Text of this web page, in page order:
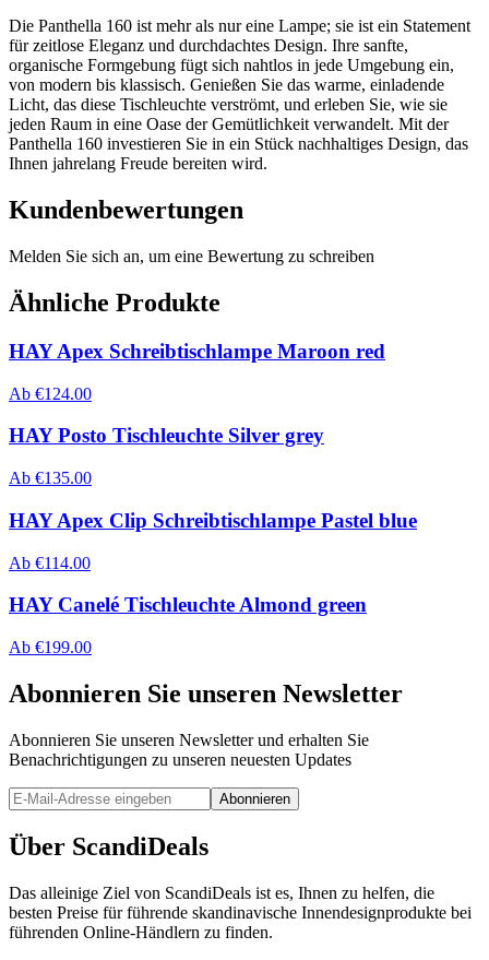
Die Panthella 160 ist mehr als nur eine Lampe; sie ist ein Statement
für zeitlose Eleganz und durchdachtes Design. Ihre sanfte,
organische Formgebung fügt sich nahtlos in jede Umgebung ein,
von modern bis klassisch. Genießen Sie das warme, einladende
Licht, das diese Tischleuchte verströmt, und erleben Sie, wie sie
jeden Raum in eine Oase der Gemütlichkeit verwandelt. Mit der
Panthella 160 investieren Sie in ein Stück nachhaltiges Design, das
Ihnen jahrelang Freude bereiten wird.
Kundenbewertungen
Melden Sie sich an, um eine Bewertung zu schreiben
Ähnliche Produkte
HAY Apex Schreibtischlampe Maroon red
Ab €124.00
HAY Posto Tischleuchte Silver grey
Ab €135.00
HAY Apex Clip Schreibtischlampe Pastel blue
Ab €114.00
HAY Canelé Tischleuchte Almond green
Ab €199.00
Abonnieren Sie unseren Newsletter
Abonnieren Sie unseren Newsletter und erhalten Sie
Benachrichtigungen zu unseren neuesten Updates
Abonnieren
Über ScandiDeals
Das alleinige Ziel von ScandiDeals ist es, Ihnen zu helfen, die
besten Preise für führende skandinavische Innendesignprodukte bei
führenden Online-Händlern zu finden.